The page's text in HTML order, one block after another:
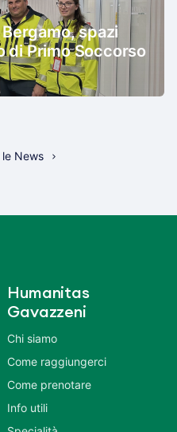
spazi
di Primo Soccorso
News
Humanitas
Gavazzeni
Chi siamo
Come raggiungerci
Come prenotare
Info utili